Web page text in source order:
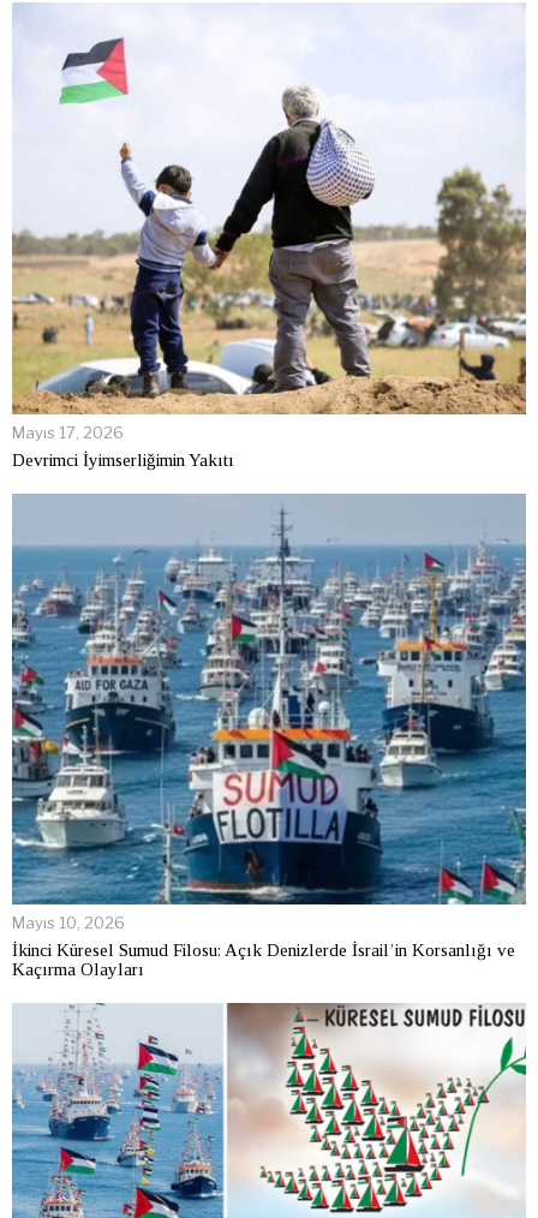
Mayıs 17, 2026
Devrimci İyimserliğimin Yakıtı
Mayıs 10, 2026
İkinci Küresel Sumud Filosu: Açık Denizlerde İsrail’in Korsanlığı ve
Kaçırma Olayları